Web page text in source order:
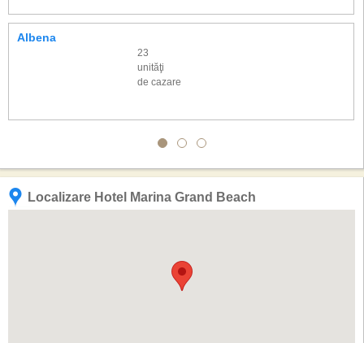
Fitness, tenis de masa, squash (rezervare necesara)
pe saptamana
Animatie pentru adulti, activitati sportive, jocuri si spectacole 6 zile pe
Internet wifi in camere si spatiile publice
sezlonguri si umbrele pe plaja, parcare.
Albena
23
unităţi
de cazare
Localizare Hotel Marina Grand Beach